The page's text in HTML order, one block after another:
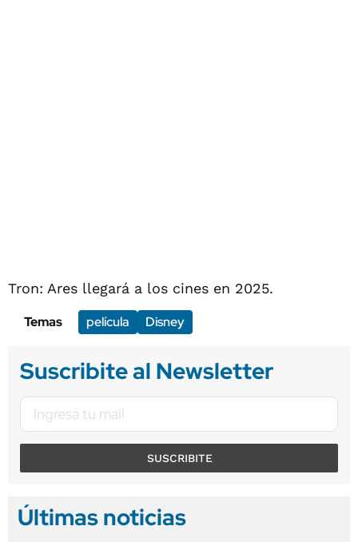
Tron: Ares llegará a los cines en 2025.
Temas
película Disney
Suscribite al Newsletter
SUSCRIBITE
Últimas noticias